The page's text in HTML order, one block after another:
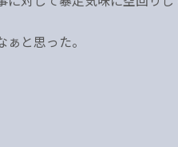
と思った。